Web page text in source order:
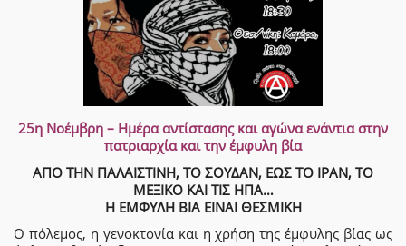
25η Νοέμβρη – Ημέρα αντίστασης και αγώνα ενάντια στην
πατριαρχία και την έμφυλη βία
ΑΠΟ ΤΗΝ ΠΑΛΑΙΣΤΙΝΗ, ΤΟ ΣΟΥΔΑΝ, ΕΩΣ ΤΟ ΙΡΑΝ, ΤΟ
ΜΕΞΙΚΟ ΚΑΙ ΤΙΣ ΗΠΑ…
Η ΕΜΦΥΛΗ ΒΙΑ ΕΙΝΑΙ ΘΕΣΜΙΚΗ
Ο πόλεμος, η γενοκτονία και η χρήση της έμφυλης βίας ως